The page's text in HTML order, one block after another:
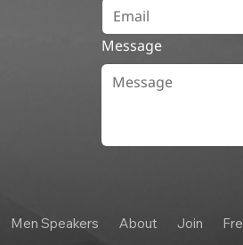
Message
Men Speakers About Join